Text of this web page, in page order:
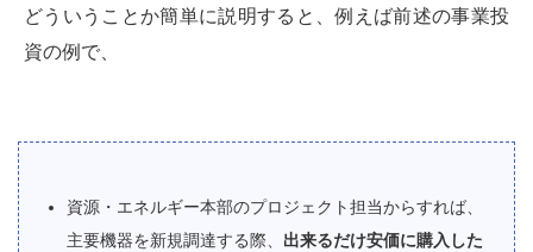
どういうことか簡単に説明すると、例えば前述の事業投
資の例で、
資源・エネルギー本部のプロジェクト担当からすれば、
主要機器を新規調達する際、 出来るだけ安価に購入した